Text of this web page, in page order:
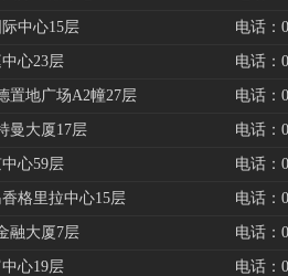
中心15层 电话：
心23层 电话：
置地广场A2幢27层 电话：
曼大厦17层 电话：
心59层 电话：
格里拉中心15层 电话：
融大厦7层 电话：
心19层 电话：